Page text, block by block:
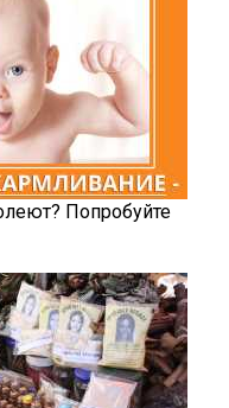
Попробуйте